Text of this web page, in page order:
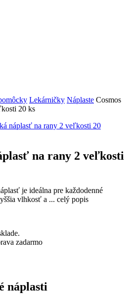
Lekárničky Náplaste Cosmos
20 ks
na rany 2 veľkosti
je ideálna pre každodenné
vlhkosť a ... celý popis
zadarmo
náplasti